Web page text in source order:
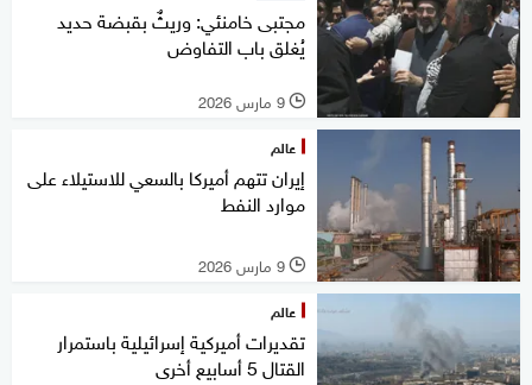
مجتبى خامنئي: وريثٌ بقبضة حديد
يُغلق باب التفاوض
l 9 مارس 2026
عالم
إيران تتهم أميركا بالسعي للاستيلاء على
موارد النفط
l 9 مارس 2026
عالم
تقديرات أميركية إسرائيلية باستمرار
القتال 5 أسابيع أخرى